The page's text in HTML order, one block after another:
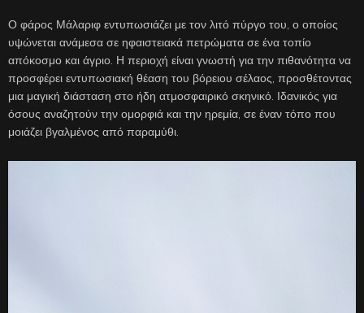
Ο φάρος Μάλαριφ εντυπωσιάζει με τον λιτό πύργο του, ο οποίος
υψώνεται ανάμεσα σε ηφαιστειακά πετρώματα σε ένα τοπίο
απόκοσμο και άγριο. Η περιοχή είναι γνωστή για την πιθανότητα να
προσφέρει εντυπωσιακή θέαση του βόρειου σέλαος, προσθέτοντας
μια μαγική διάσταση στο ήδη ατμοσφαιρικό σκηνικό. Ιδανικός για
όσους αναζητούν την ομορφιά και την ηρεμία, σε έναν τόπο που
μοιάζει βγαλμένος από παραμύθι.